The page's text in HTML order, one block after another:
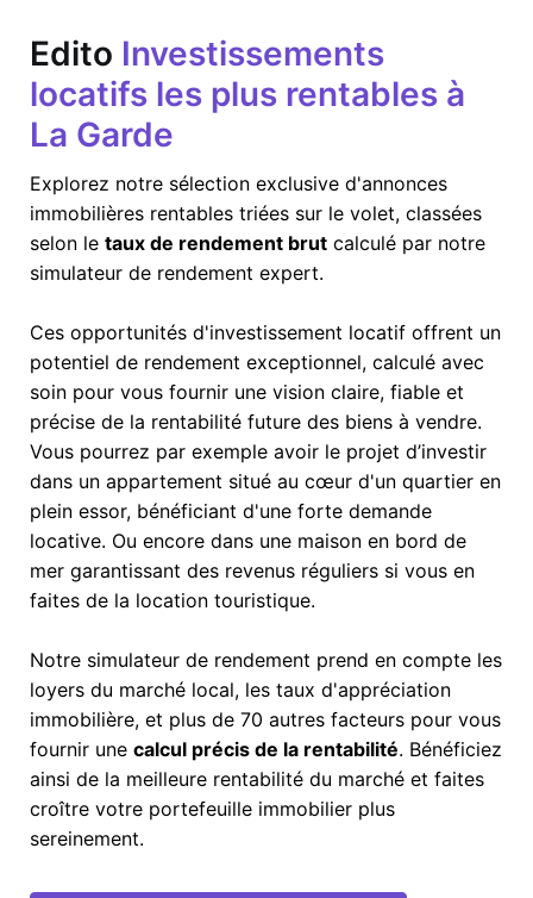
Edito Investissements
locatifs les plus rentables à
La Garde
Explorez notre sélection exclusive d'annonces
immobilières rentables triées sur le volet, classées
selon le taux de rendement brut calculé par notre
simulateur de rendement expert.
Ces opportunités d'investissement locatif offrent un
potentiel de rendement exceptionnel, calculé avec
soin pour vous fournir une vision claire, fiable et
précise de la rentabilité future des biens à vendre.
Vous pourrez par exemple avoir le projet d’investir
dans un appartement situé au cœur d'un quartier en
plein essor, bénéficiant d'une forte demande
locative. Ou encore dans une maison en bord de
mer garantissant des revenus réguliers si vous en
faites de la location touristique.
Notre simulateur de rendement prend en compte les
loyers du marché local, les taux d'appréciation
immobilière, et plus de 70 autres facteurs pour vous
fournir une calcul précis de la rentabilité. Bénéficiez
ainsi de la meilleure rentabilité du marché et faites
croître votre portefeuille immobilier plus
sereinement.